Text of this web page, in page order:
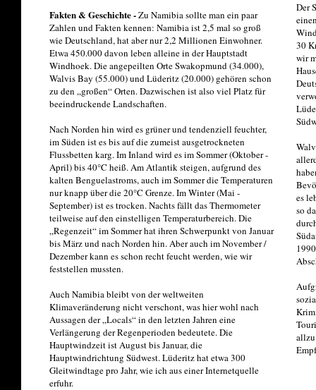
Fakten & Geschichte -Zu Namibia sollte man ein paar
Zahlen und Fakten kennen: Namibia ist 2,5 mal so groß
wie Deutschland, hat aber nur 2,2 Millionen Einwohner.
Etwa 450.000 davon leben alleine in der Hauptstadt
Windhoek. Die angepeilten Orte Swakopmund (34.000),
Walvis Bay (55.000) und Lüderitz (20.000) gehören schon
zu den „großen“ Orten. Dazwischen ist also viel Platz für
beeindruckende Landschaften.
Nach Norden hin wird es grüner und tendenziell feuchter,
im Süden ist es bis auf die zumeist ausgetrockneten
Flussbetten karg. Im Inland wird es im Sommer (Oktober -
April) bis 40°C heiß. Am Atlantik steigen, aufgrund des
kalten Benguelastroms, auch im Sommer die Temperaturen
nur knapp über die 20°C Grenze. Im Winter (Mai -
September) ist es trocken. Nachts fällt das Thermometer
teilweise auf den einstelligen Temperaturbereich. Die
„Regenzeit“ im Sommer hat ihren Schwerpunkt von Januar
bis März und nach Norden hin. Aber auch im November /
Dezember kann es schon recht feucht werden, wie wir
feststellen mussten.
Auch Namibia bleibt von der weltweiten
Klimaveränderung nicht verschont, was hier wohl nach
Aussagen der „Locals“ in den letzten Jahren eine
Verlängerung der Regenperioden bedeutete. Die
Hauptwindzeit ist August bis Januar, die
Hauptwindrichtung Südwest. Lüderitz hat etwa 300
Gleitwindtage pro Jahr, wie ich aus einer Internetquelle
erfuhr.
Der
30
wir
es
so